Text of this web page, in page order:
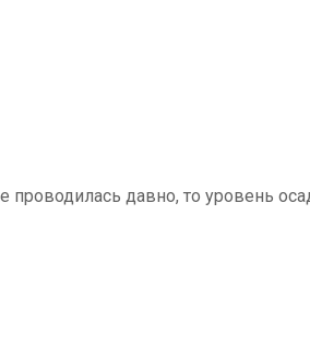
проводилась давно, то уровень